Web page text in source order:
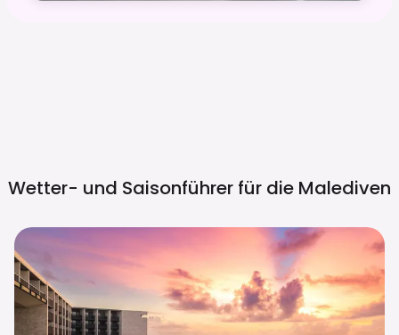
Wetter- und Saisonführer für die Malediven